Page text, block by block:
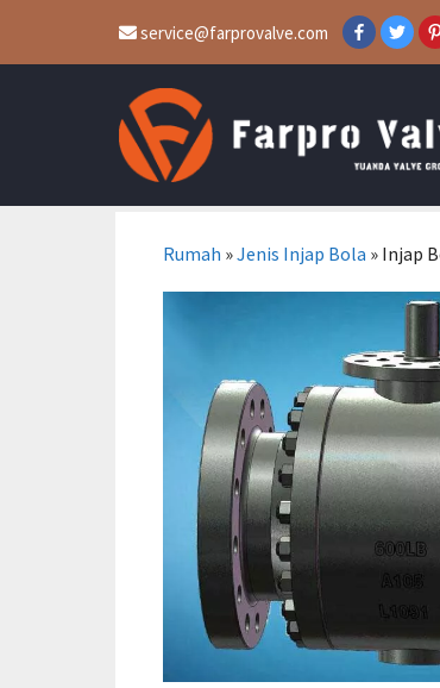
service@farprovalve.com
Rumah »Jenis Injap Bola » Injap